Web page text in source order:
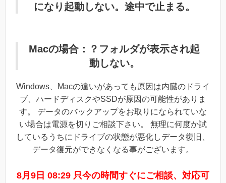
になり起動しない。途中で止まる。
Macの場合：？フォルダが表示され起
動しない。
Windows、Macの違いがあっても原因は内臓のドライ
ブ、ハードディスクやSSDが原因の可能性がありま
す。 データのバックアップをお取りになられていな
い場合は電源を切りご相談下さい。 無理に何度か試
しているうちにドライブの状態が悪化しデータ復旧、
データ復元ができなくなる事がございます。
8月9日 08:29 只今の時間すぐにご相談、対応可